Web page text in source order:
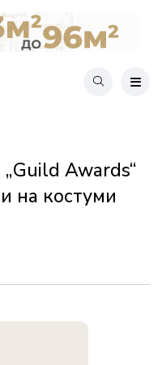
Awards“
на костуми